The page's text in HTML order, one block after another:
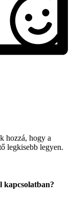
hozzá, hogy a
legkisebb legyen.
kapcsolatban?